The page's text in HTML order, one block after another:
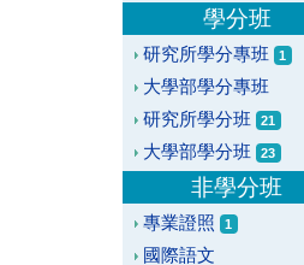
學分班
研究所學分專班 1
大學部學分專班
研究所學分班
21
大學部學分班 23
非學分班
專業證照 1
國際語文